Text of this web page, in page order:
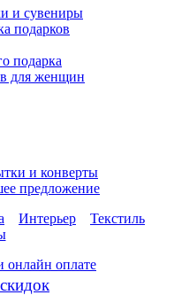
и сувениры
подарков
подарка
для женщин
и конверты
предложение
Интерьер
Текстиль